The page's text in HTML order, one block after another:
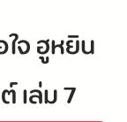
จ ฮูหยิน
เล่ม 7